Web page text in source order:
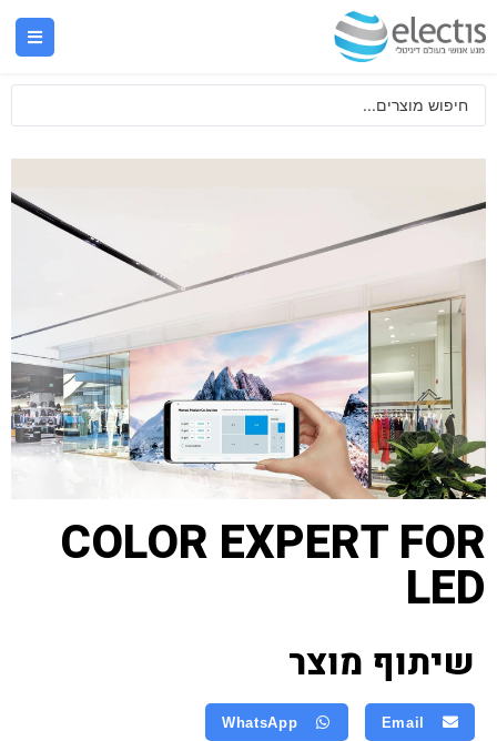
COLOR EXPERT FOR
LED
שיתוף מוצר
Email
WhatsApp